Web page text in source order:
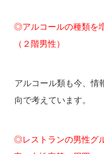
◎アルコールの種類を
（２階男性）
アルコール類も今、情
向で考えています。
◎レストランの男性グ